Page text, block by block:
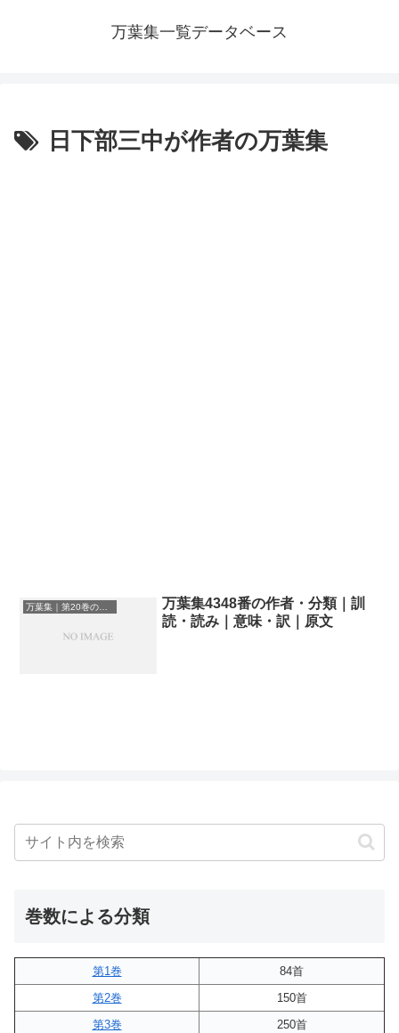
万葉集一覧データベース
日下部三中が作者の万葉集
万葉集｜第20巻の和歌一覧
万葉集4348番の作者・分類｜訓
読・読み｜意味・訳｜原文
巻数による分類
第1巻
84首
第2巻
150首
第3巻
250首